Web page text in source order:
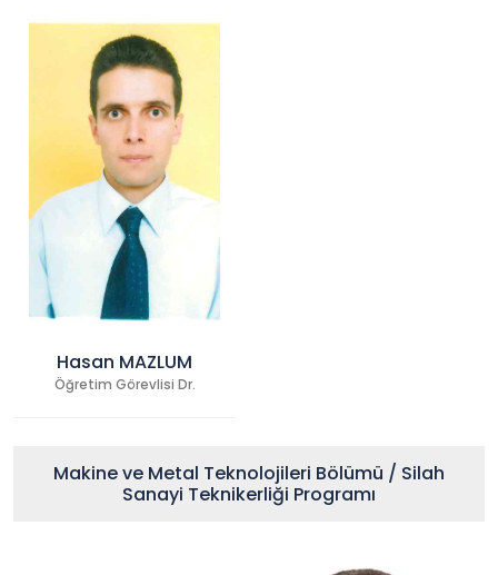
Hasan MAZLUM
Öğretim Görevlisi Dr.
Makine ve Metal Teknolojileri Bölümü / Silah
Sanayi Teknikerliği Programı